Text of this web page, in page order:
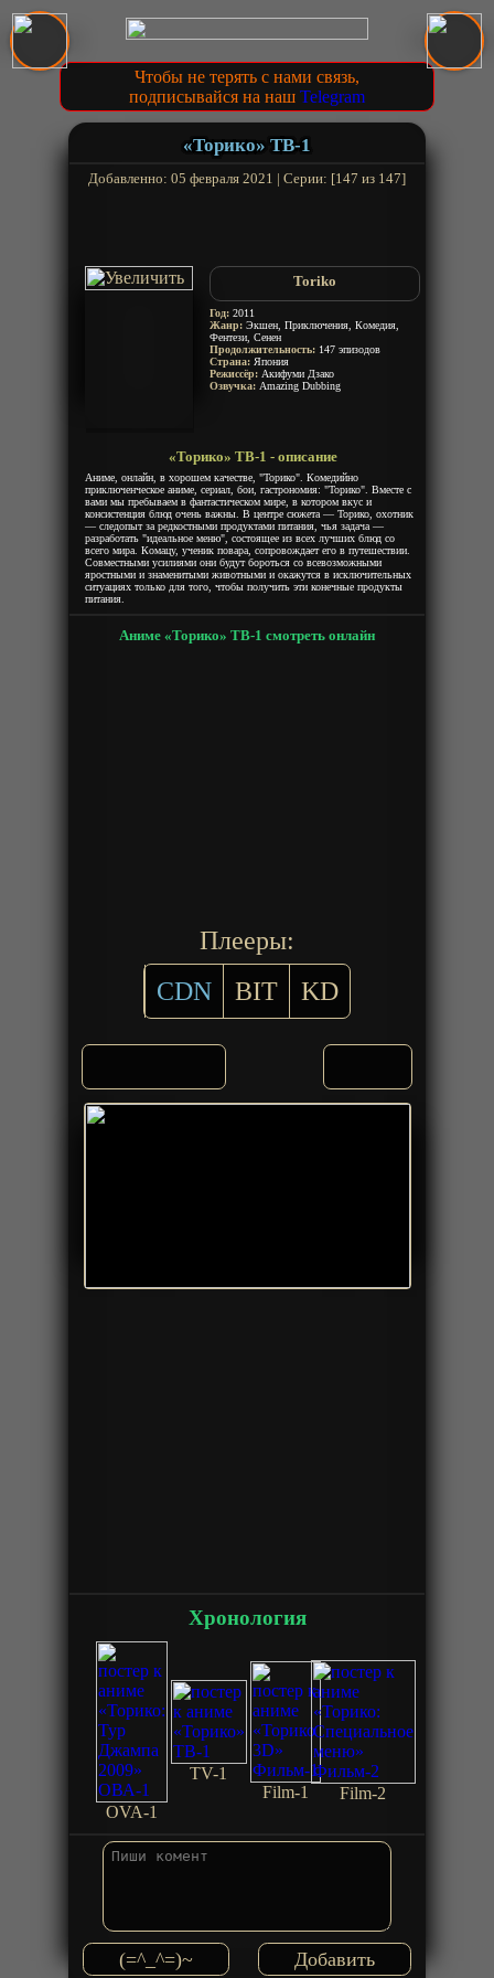
Чтобы не терять с нами связь,
подписывайся на наш Telegram
«Торико» ТВ-1
Добавленно: 05 февраля 2021 | Серии: [147 из 147]
Toriko
Год: 2011
Жанр: Экшен, Приключения, Комедия,
Фентези, Сенен
Продолжительность: 147 эпизодов
Страна: Япония
Режиссёр: Акифуми Дзако
Озвучка: Amazing Dubbing
«Торико» ТВ-1 - описание
Аниме, онлайн, в хорошем качестве, "Торико". Комедийно
приключенческое аниме, сериал, бои, гастрономия: "Торико". Вместе с
вами мы пребываем в фантастическом мире, в котором вкус и
консистенция блюд очень важны. В центре сюжета — Торико, охотник
— следопыт за редкостными продуктами питания, чья задача —
разработать "идеальное меню", состоящее из всех лучших блюд со
всего мира. Комацу, ученик повара, сопровождает его в путешествии.
Совместными усилиями они будут бороться со всевозможными
яростными и знаменитыми животными и окажутся в исключительных
ситуациях только для того, чтобы получить эти конечные продукты
питания.
Аниме «Торико» ТВ-1 смотреть онлайн
Плееры:
CDN
BIT KD
Хронология
OVA-1
TV-1
Film-1
Film-2
(=^_^=)~